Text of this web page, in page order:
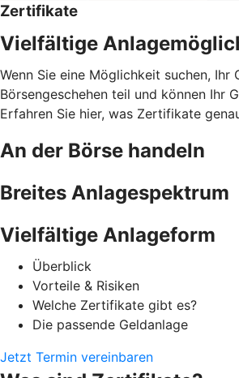
Zertifikate
Vielfältige
Wenn Sie eine Möglichkeit suchen,
Börsengeschehen teil und können Ihr
Erfahren Sie hier, was Zertifikate
An der Börse handeln
Breites Anlagespektrum
Vielfältige Anlageform
Überblick
Vorteile & Risiken
Welche Zertifikate gibt es?
Die passende Geldanlage
Jetzt Termin vereinbaren